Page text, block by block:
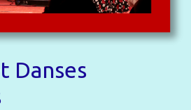
Danses